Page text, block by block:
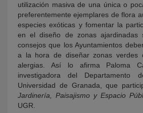
utilización masiva de una única o
preferentemente ejemplares de flora
especies exóticas y fomentar la
en el diseño de zonas ajardinadas
consejos que los Ayuntamientos
a la hora de diseñar zonas verdes
alergias. Así lo afirma Paloma
investigadora del Departamento
Universidad de Granada, que
Jardinería, Paisajismo y Espacio
UGR.